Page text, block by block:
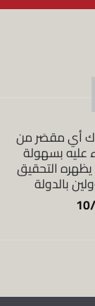
أي مقصَر من
بسهولة
التحقيق